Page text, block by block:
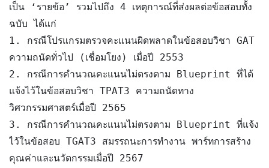
เป็น ‘รายข้อ’ รวมไปถึง 4 เหตุการณ์ที่ส่งผลต่อข้อสอบทั้ง
ฉบับ ได้แก่
1. กรณีโปรแกรมตรวจคะแนนผิดพลาดในข้อสอบวิชา GAT
ความถนัดทั่วไป (เชื่อมโยง) เมื่อปี 2553
2. กรณีการคำนวณคะแนนไม่ตรงตาม Blueprint ที่ได้
แจ้งไว้ในข้อสอบวิชา TPAT3 ความถนัดทาง
วิศวกรรมศาสตร์เมื่อปี 2565
3. กรณีการคำนวณคะแนนไม่ตรงตาม Blueprint ที่แจ้ง
ไว้ในข้อสอบ TGAT3 สมรรถนะการทำงาน พาร์ทการสร้าง
คุณค่าและนวัตกรรมเมื่อปี 2567